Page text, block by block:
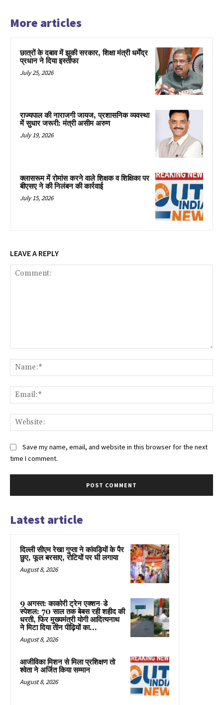
More articles
छात्रों के दबाव में झुकी सरकार, शिक्षा मंत्री धर्मेंद्र
प्रधान ने दिया इस्तीफा
July 25, 2026
राज्यपाल की नाराजगी जायज, प्रशासनिक व्यवस्था
में सुधार जरूरी: मंत्री असीम अरुण
July 19, 2026
क्लासरूम में रोमांस करने वाले शिक्षक व शिक्षिका पर
बीएसए ने की निलंबन की कार्रवाई
July 15, 2026
LEAVE A REPLY
Save my name, email, and website in this browser for the next
time I comment.
Latest article
दिल्ली सीएम रेखा गुप्ता ने कांवड़ियों के पैर
छुए, फूल बरसाए, रोटियों पर घी लगाया
August 8, 2026
9 अगस्त: काकोरी ट्रेन एक्शन-डे
स्पेशल: 70 साल तक बेबस रही शहीद की
धरती, फिर मुख्यमंत्री योगी आदित्यनाथ
ने मिटा दिया तीन पीढ़ियों का...
August 8, 2026
आजीविका मिशन से मिला प्रशिक्षण तो
श्वेता ने अर्जित किया सम्मान
August 8, 2026